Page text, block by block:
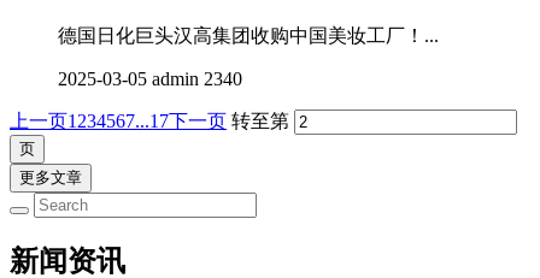
德国日化巨头汉高集团收购中国美妆工厂！...
2025-03-05 admin 2340
上一页1 234567...17下一页 转至第
更多文章
新闻资讯